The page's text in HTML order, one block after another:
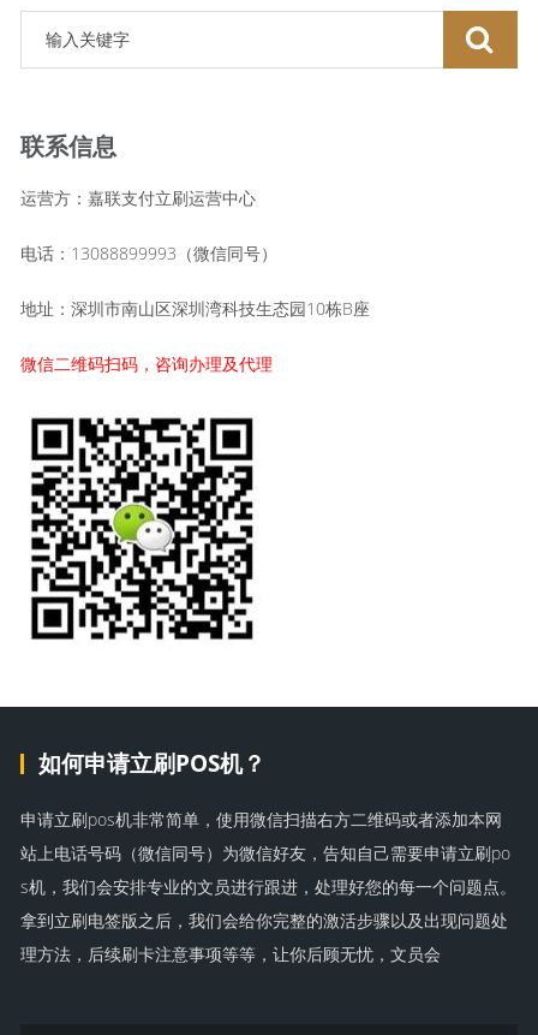
联系信息
运营方：嘉联支付立刷运营中心
电话：13088899993（微信同号）
地址：深圳市南山区深圳湾科技生态园10栋B座
微信二维码扫码，咨询办理及代理
如何申请立刷POS机？
申请立刷pos机非常简单，使用微信扫描右方二维码或者添加本网
站上电话号码（微信同号）为微信好友，告知自己需要申请立刷po
s机，我们会安排专业的文员进行跟进，处理好您的每一个问题点。
拿到立刷电签版之后，我们会给你完整的激活步骤以及出现问题处
理方法，后续刷卡注意事项等等，让你后顾无忧，文员会